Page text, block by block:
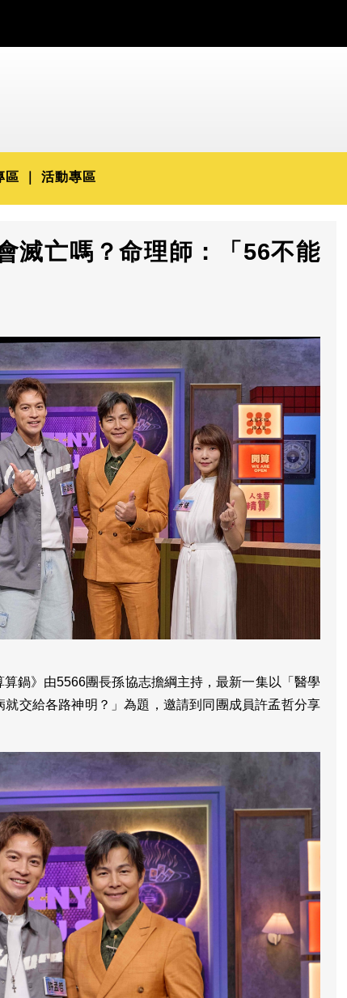
區 活動專區
滅亡嗎？命理師：「56不能
鍋》由5566團長孫協志擔綱主持，最新一集以「醫學
交給各路神明？」為題，邀請到同團成員許孟哲分享